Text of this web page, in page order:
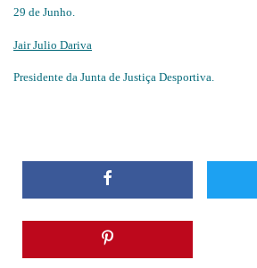
29 de Junho.
Jair Julio Dariva
Presidente da Junta de Justiça Desportiva.